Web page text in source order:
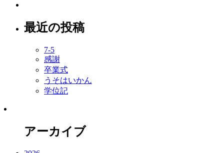
最近の投稿
7-5
感謝
卒業式
うそはいかん
学位記
アーカイブ